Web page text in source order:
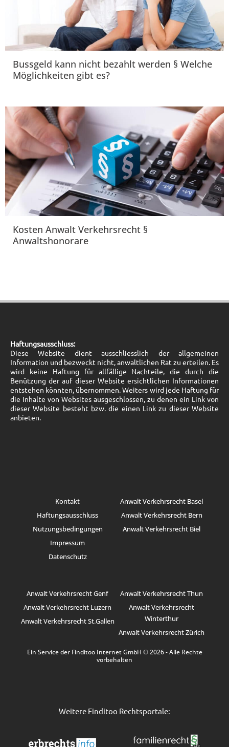
Bussgeld kann nicht bezahlt werden § Welche
Möglichkeiten gibt es?
Kosten Anwalt Verkehrsrecht §
Anwaltshonorare
Haftungsausschluss:
Diese Website dient ausschliesslich der allgemeinen
Information und bezweckt nicht, anwaltlichen Rat zu erteilen. Es
wird keine Haftung für allfällige Nachteile, die durch die
Benützung der auf dieser Website ersichtlichen Informationen
entstehen könnten, übernommen. Weiters wird jede Haftung für
die Inhalte von Websites ausgeschlossen, zu denen ein Link von
dieser Website besteht bzw. die einen Link zu dieser Website
anbieten.
Kontakt
Haftungsausschluss
Nutzungsbedingungen
Impressum
Datenschutz
Anwalt Verkehrsrecht Basel
Anwalt Verkehrsrecht Bern
Anwalt Verkehrsrecht Biel
Anwalt Verkehrsrecht Genf
Anwalt Verkehrsrecht Luzern
Anwalt Verkehrsrecht St.Gallen
Anwalt Verkehrsrecht Thun
Anwalt Verkehrsrecht
Winterthur
Anwalt Verkehrsrecht Zürich
Ein Service der Finditoo Internet GmbH © 2026 - Alle Rechte
vorbehalten
Weitere Finditoo Rechtsportale: